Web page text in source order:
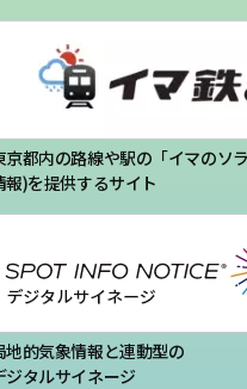
ふじぃ～さんの部屋
イバシーポリシー
庁 関連リンク
京都内の路線や駅の「イマのソ
報)を提供するサイト
地的気象情報と連動型の
ジタルサイネージ